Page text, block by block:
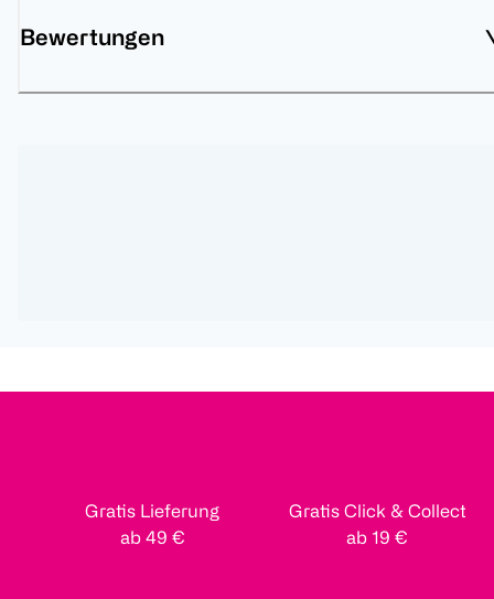
Bewertungen
Gratis Lieferung
ab 49 €
Gratis Click & Collect
ab 19 €